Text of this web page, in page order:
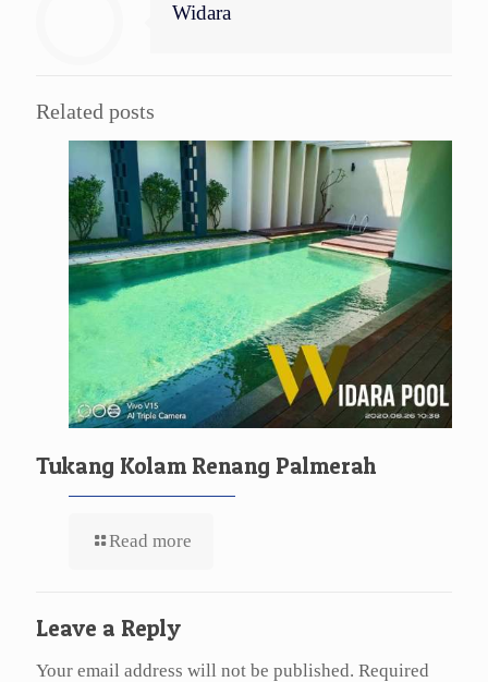
Widara
Related posts
Tukang Kolam Renang Palmerah
Read more
Leave a Reply
Your email address will not be published. Required